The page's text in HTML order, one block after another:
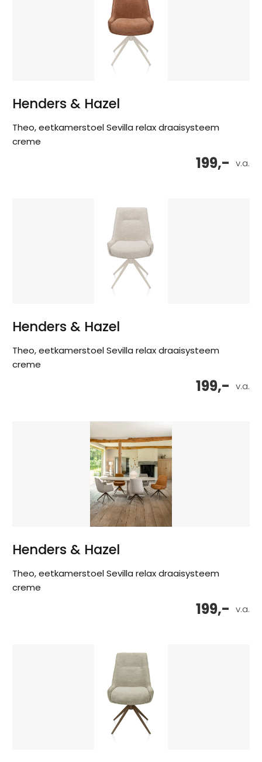
Henders & Hazel
Theo, eetkamerstoel Sevilla relax draaisysteem
creme
v.a.
199,-
Henders & Hazel
Theo, eetkamerstoel Sevilla relax draaisysteem
creme
v.a.
199,-
Henders & Hazel
Theo, eetkamerstoel Sevilla relax draaisysteem
creme
v.a.
199,-